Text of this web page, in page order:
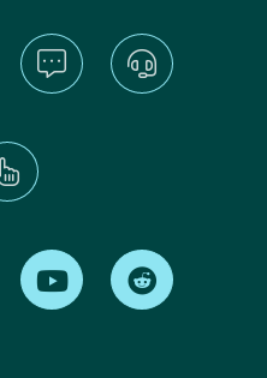
Find us on LinkedInFind us on Youtube